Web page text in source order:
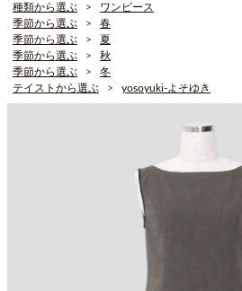
種類から選ぶ
ワンピース
季節から選ぶ
春
季節から選ぶ
夏
季節から選ぶ
秋
季節から選ぶ
冬
テイストから選ぶ
yosoyuki-よそゆき